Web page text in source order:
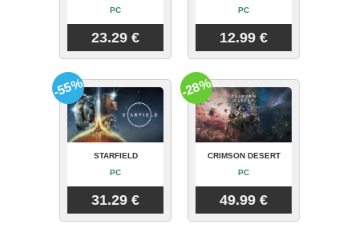
PC
23.29 €
PC
12.99 €
STARFIELD
PC
31.29 €
-55%
CRIMSON DESERT
PC
49.99 €
-28%